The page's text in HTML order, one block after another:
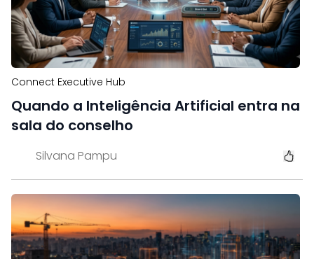
Connect Executive Hub
Quando a Inteligência Artificial entra na
sala do conselho
Silvana Pampu